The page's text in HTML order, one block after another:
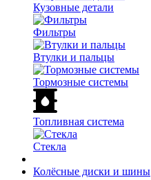
Кузовные детали
Фильтры
Втулки и пальцы
Тормозные системы
Топливная система
Стекла
Колёсные диски и шины